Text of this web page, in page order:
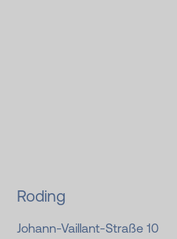
Roding
Johann-Vaillant-Straße 10